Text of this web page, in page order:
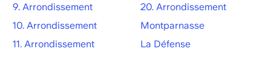
9. Arrondissement
10. Arrondissement
11. Arrondissement
20. Arrondissement
Montparnasse
La Défense